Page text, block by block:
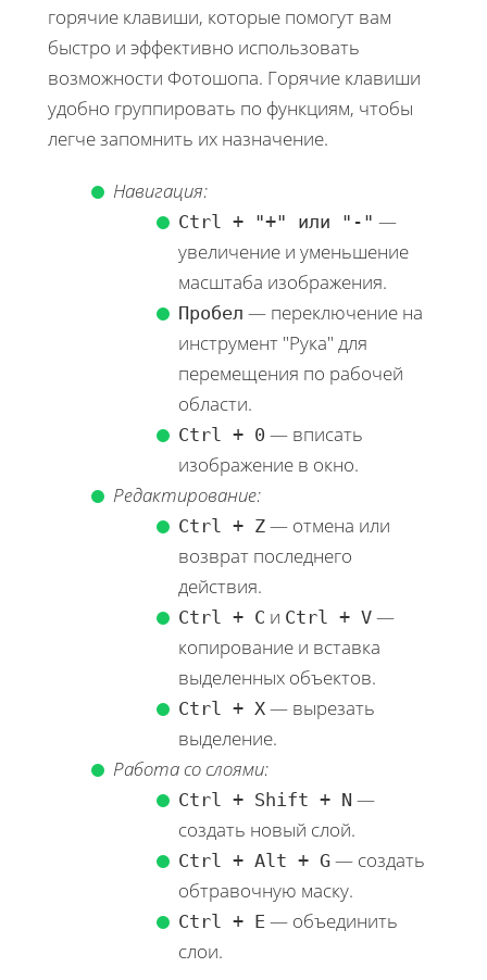
горячие клавиши, которые помогут вам
быстро и эффективно использовать
возможности Фотошопа. Горячие клавиши
удобно группировать по функциям, чтобы
легче запомнить их назначение.
Навигация:
Ctrl + "+" или "-" —
увеличение и уменьшение
масштаба изображения.
Пробел — переключение на
инструмент "Рука" для
перемещения по рабочей
области.
Ctrl + 0 — вписать
изображение в окно.
Редактирование:
Ctrl + Z — отмена или
возврат последнего
действия.
Ctrl + C и Ctrl + V —
копирование и вставка
выделенных объектов.
Ctrl + X — вырезать
выделение.
Работа со слоями:
Ctrl + Shift + N —
создать новый слой.
Ctrl + Alt + G — создать
обтравочную маску.
Ctrl + E — объединить
слои.